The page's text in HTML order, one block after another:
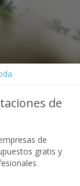
de
de
gratis y